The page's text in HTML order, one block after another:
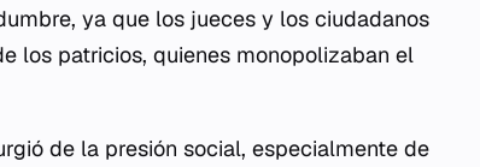
ya que los jueces y los ciudadanos
los patricios, quienes monopolizaban el
de la presión social, especialmente de